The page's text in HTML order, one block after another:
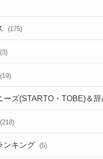
(175)
(3)
(19)
ーズ(STARTO・TOBE)＆
(218)
ンキング (5)